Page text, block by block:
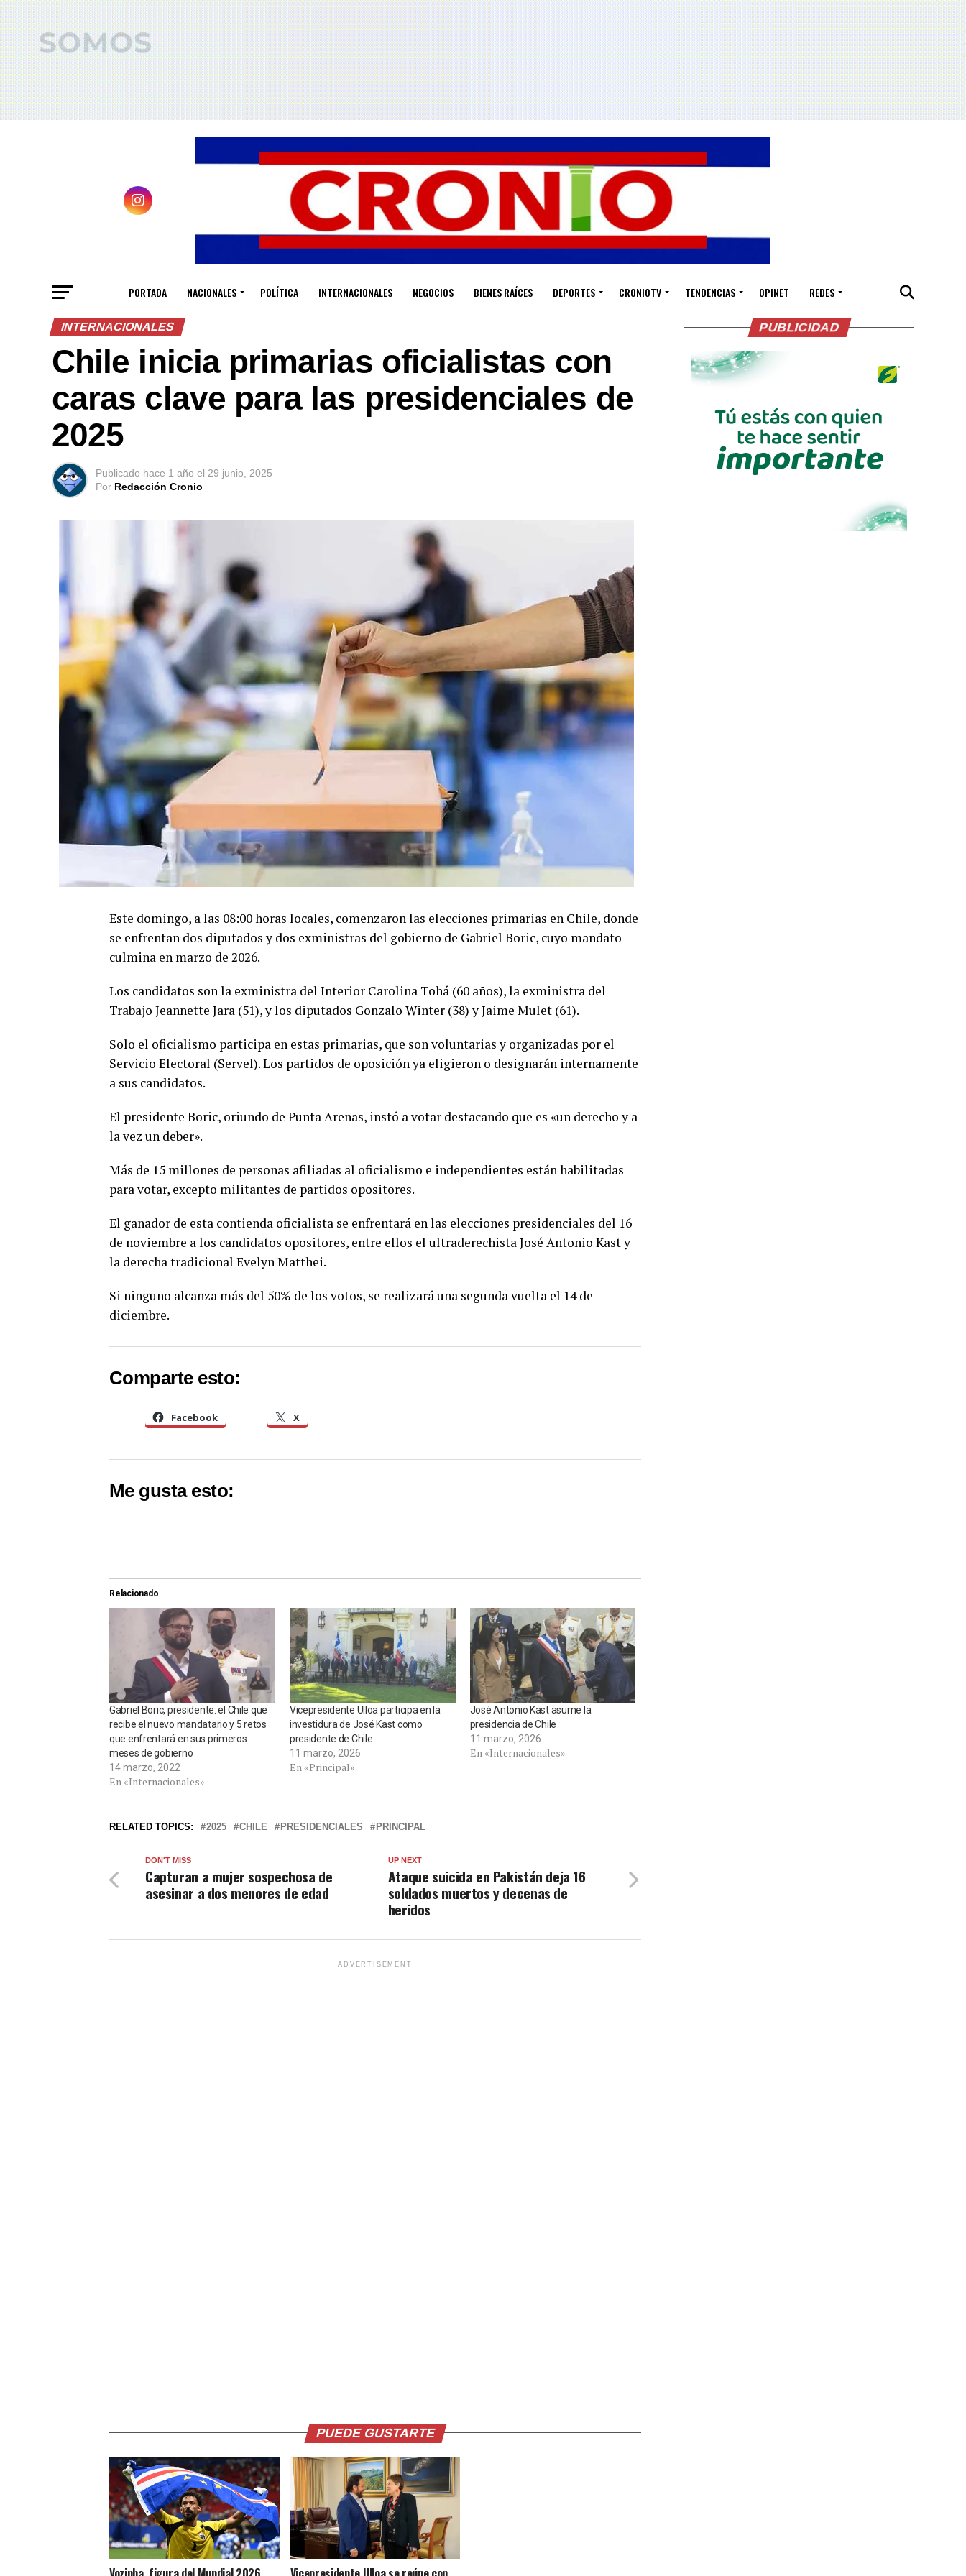
PORTADA NACIONALES POLÍTICA INTERNACIONALES NEGOCIOS BIENES RAÍCES DEPORTES CRONIOTV TENDENCIAS OPINET REDES
INTERNACIONALES
Chile inicia primarias oficialistas con
caras clave para las presidenciales de
2025
Publicado hace 1 año el 29 junio, 2025
Por Redacción Cronio
Este domingo, a las 08:00 horas locales, comenzaron las elecciones primarias en Chile, donde
se enfrentan dos diputados y dos exministras del gobierno de Gabriel Boric, cuyo mandato
culmina en marzo de 2026.
Los candidatos son la exministra del Interior Carolina Tohá (60 años), la exministra del
Trabajo Jeannette Jara (51), y los diputados Gonzalo Winter (38) y Jaime Mulet (61).
Solo el oficialismo participa en estas primarias, que son voluntarias y organizadas por el
Servicio Electoral (Servel). Los partidos de oposición ya eligieron o designarán internamente
a sus candidatos.
El presidente Boric, oriundo de Punta Arenas, instó a votar destacando que es «un derecho y a
la vez un deber».
Más de 15 millones de personas afiliadas al oficialismo e independientes están habilitadas
para votar, excepto militantes de partidos opositores.
El ganador de esta contienda oficialista se enfrentará en las elecciones presidenciales del 16
de noviembre a los candidatos opositores, entre ellos el ultraderechista José Antonio Kast y
la derecha tradicional Evelyn Matthei.
Si ninguno alcanza más del 50% de los votos, se realizará una segunda vuelta el 14 de
diciembre.
Comparte esto:
Facebook X
Me gusta esto:
Relacionado
Gabriel Boric, presidente: el Chile que
recibe el nuevo mandatario y 5 retos
que enfrentará en sus primeros
meses de gobierno
14 marzo, 2022
En «Internacionales»
Vicepresidente Ulloa participa en la
investidura de José Kast como
presidente de Chile
11 marzo, 2026
En «Principal»
José Antonio Kast asume la
presidencia de Chile
11 marzo, 2026
En «Internacionales»
RELATED TOPICS: 2025 CHILE PRESIDENCIALES PRINCIPAL
UP NEXT
Ataque suicida en Pakistán deja 16
soldados muertos y decenas de
heridos
DON'T MISS
Capturan a mujer sospechosa de
asesinar a dos menores de edad
ADVERTISEMENT
PUEDE GUSTARTE
PUBLICIDAD